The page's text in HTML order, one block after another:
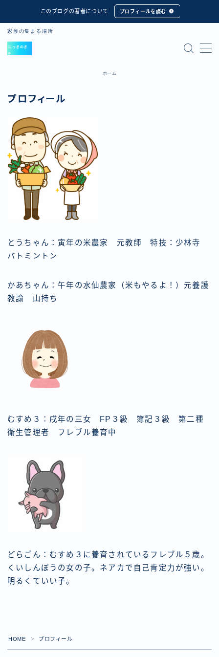
このブログの著者について プロフィールを読む
家族の集まる場所
MENU
とうちゃん
Bosonou_tayori
むすめ３
プロフィール
はじめに
ホーム
プロフィール
とうちゃん：寅年の米農家 元教師 特技：少林寺
バトミントン
かあちゃん：午年の水仙農家（米もやるよ！）元養護
教諭 山持ち
むすめ３：戌年の三女 FP３級 簿記３級 第二種
衛生管理者 フレブル養育中
どらごん：むすめ３に養育されているフレブル５歳。
くいしんぼうの女の子。ネアカで自己肯定力が強い。
明るくていい子。
HOME ＞ プロフィール